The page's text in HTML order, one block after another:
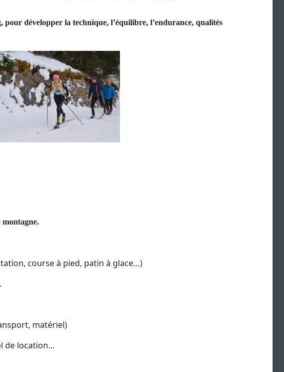
pour développer la technique, l’équilibre, l’endurance, qualités
montagne.
course à pied, patin à glace…)
matériel)
de location…